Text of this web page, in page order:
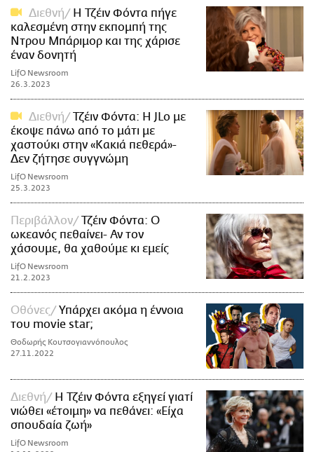
Διεθνή
H Τζέιν Φόντα πήγε
καλεσμένη στην εκπομπή της
Ντρου Μπάριμορ και της χάρισε
έναν δονητή
LifO Newsroom
26.3.2023
Διεθνή
Τζέιν Φόντα: Η JLo με
έκοψε πάνω από το μάτι με
χαστούκι στην «Κακιά πεθερά»-
Δεν ζήτησε συγγνώμη
LifO Newsroom
25.3.2023
Περιβάλλον
Τζέιν Φόντα: Ο
ωκεανός πεθαίνει- Αν τον
χάσουμε, θα χαθούμε κι εμείς
LifO Newsroom
21.2.2023
Οθόνες
Υπάρχει ακόμα η έννοια
του movie star;
Θοδωρής Κουτσογιαννόπουλος
27.11.2022
Διεθνή
Η Τζέιν Φόντα εξηγεί γιατί
νιώθει «έτοιμη» να πεθάνει: «Είχα
σπουδαία ζωή»
LifO Newsroom